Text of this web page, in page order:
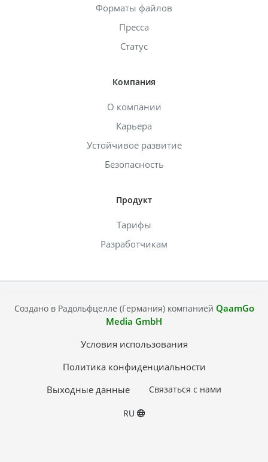
Форматы файлов
Пресса
Статус
Компания
О компании
Карьера
Устойчивое развитие
Безопасность
Продукт
Тарифы
Разработчикам
Создано в Радольфцелле (Германия) компанией QaamGo
Media GmbH
Условия использования
Политика конфиденциальности
Выходные данные
Связаться с нами
RU